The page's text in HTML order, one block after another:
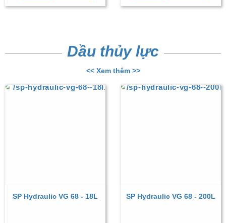
Dầu thủy lực
<< Xem thêm >>
SP Hydraulic VG 68 - 18L SP Hydraulic VG 68 - 200L